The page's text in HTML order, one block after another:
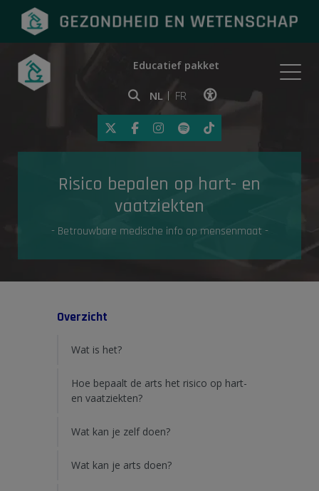
Onderwerpen
Gezondheid in de media
Educatief pakket
NL FR
Klik op deze link om
Risico bepalen op hart- en
vaatziekten
- Betrouwbare medische info op mensenmaat -
Overzicht
Wat is het?
Hoe bepaalt de arts het risico op hart-
en vaatziekten?
Wat kan je zelf doen?
Wat kan je arts doen?